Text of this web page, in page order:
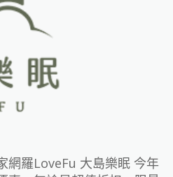
網羅LoveFu 大島樂眠 今年